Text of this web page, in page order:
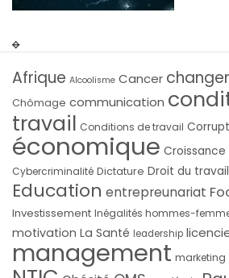
Afrique Alcoolisme Cancer
Chômage communication
travail Conditions de travail
économique Croissance
Cybercriminalité Dictature Droit du travail
Education entrepreunariat
Investissement Inégalités hommes-
motivation La Santé leadership
management marketing